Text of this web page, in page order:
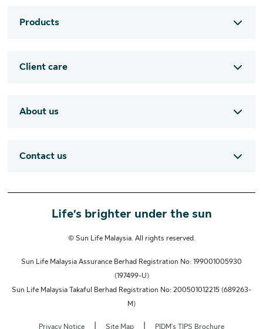
Products
Client care
About us
Contact us
Life’s brighter under the sun
© Sun Life Malaysia. All rights reserved.
Sun Life Malaysia Assurance Berhad Registration No: 199001005930
(197499-U)
Sun Life Malaysia Takaful Berhad Registration No: 200501012215 (689263-
M)
Privacy Notice Site Map PIDM's TIPS Brochure